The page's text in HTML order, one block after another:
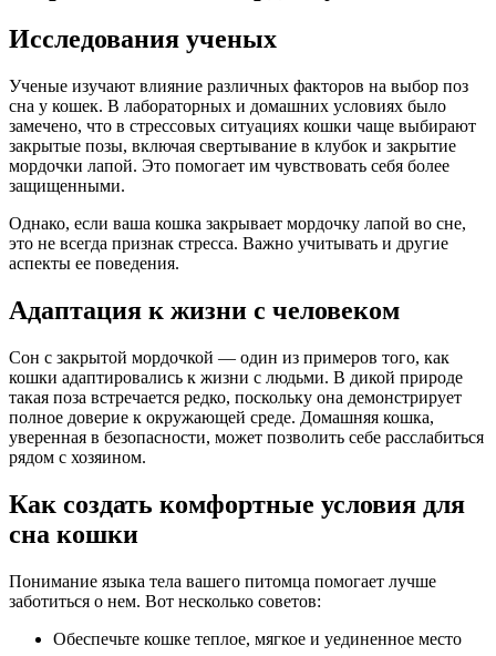
Исследования ученых
Ученые изучают влияние различных факторов на выбор поз
сна у кошек. В лабораторных и домашних условиях было
замечено, что в стрессовых ситуациях кошки чаще выбирают
закрытые позы, включая свертывание в клубок и закрытие
мордочки лапой. Это помогает им чувствовать себя более
защищенными.
Однако, если ваша кошка закрывает мордочку лапой во сне,
это не всегда признак стресса. Важно учитывать и другие
аспекты ее поведения.
Адаптация к жизни с человеком
Сон с закрытой мордочкой — один из примеров того, как
кошки адаптировались к жизни с людьми. В дикой природе
такая поза встречается редко, поскольку она демонстрирует
полное доверие к окружающей среде. Домашняя кошка,
уверенная в безопасности, может позволить себе расслабиться
рядом с хозяином.
Как создать комфортные условия для
сна кошки
Понимание языка тела вашего питомца помогает лучше
заботиться о нем. Вот несколько советов:
Обеспечьте кошке теплое, мягкое и уединенное место